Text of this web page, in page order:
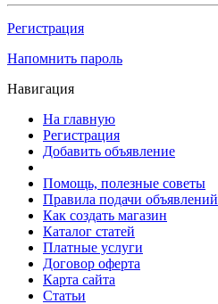
Регистрация
Напомнить пароль
Навигация
На главную
Регистрация
Добавить объявление
Помощь, полезные советы
Правила подачи объявлений
Как создать магазин
Каталог статей
Платные услуги
Договор оферта
Карта сайта
Статьи